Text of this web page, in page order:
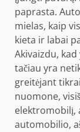
paprasta.
mielas, kaip
kieta ir labai
Akivaizdu,
tačiau yra
greitėjant
nuomone,
elektromobilį,
automobilio,